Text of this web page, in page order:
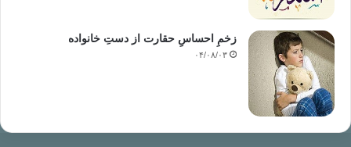
زخمِ احساسِ حقارت از دستِ خانواده
۰۴/۰۸/۰۳